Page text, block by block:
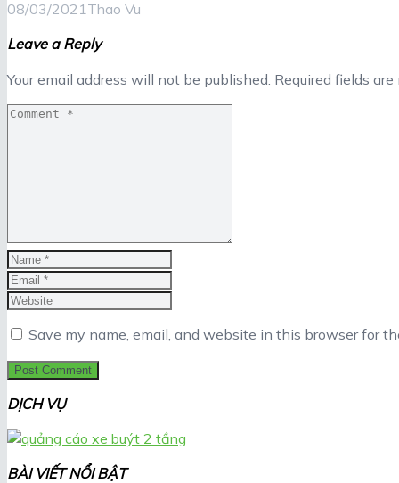
08/03/2021 Thao Vu
Leave a Reply
Your email address will not be published. Required fields
Save my name, email, and website in this browser for
DỊCH VỤ
BÀI VIẾT NỔI BẬT